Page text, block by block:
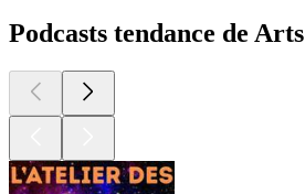
Podcasts tendance de Arts